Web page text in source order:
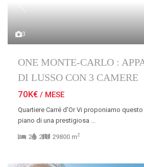
3
Previous
ONE MONTE-CARLO :
DI LUSSO CON 3 CAMERE
70K€ / MESE
Quartiere Carré d'Or Vi proponiamo
piano di una prestigiosa ...
2 2 29800 m2